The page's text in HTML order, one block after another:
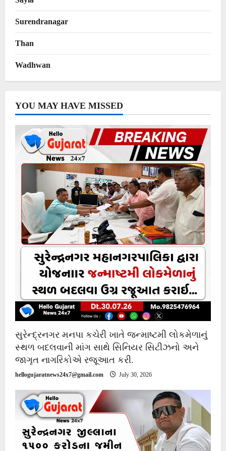
Surendranagar
Than
Wadhwan
YOU MAY HAVE MISSED
સુરેન્દ્રનગર મનપા કચેરી ખાતે જન્માષ્ટમી લોકમેળાનું
સ્થળ બદલવાની માંગ સાથે સિનિયર સિટીઝનો અને
જાગૃત નાગરિકોએ રજૂઆત કરી.
hellogujaratnews24x7@gmail.com July 30, 2026